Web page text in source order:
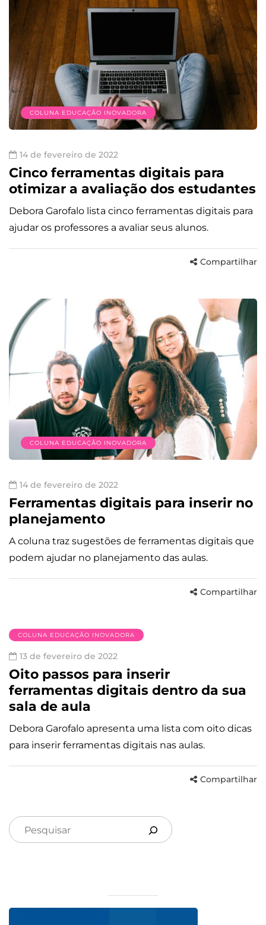
COLUNA EDUCAÇÃO INOVADORA
14 de fevereiro de 2022
Cinco ferramentas digitais para
otimizar a avaliação dos estudantes
Debora Garofalo lista cinco ferramentas digitais para
ajudar os professores a avaliar seus alunos.
Compartilhar
COLUNA EDUCAÇÃO INOVADORA
14 de fevereiro de 2022
Ferramentas digitais para inserir no
planejamento
A coluna traz sugestões de ferramentas digitais que
podem ajudar no planejamento das aulas.
Compartilhar
COLUNA EDUCAÇÃO INOVADORA
13 de fevereiro de 2022
Oito passos para inserir
ferramentas digitais dentro da sua
sala de aula
Debora Garofalo apresenta uma lista com oito dicas
para inserir ferramentas digitais nas aulas.
Compartilhar